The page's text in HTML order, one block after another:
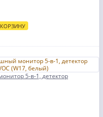
5-в-1, детектор